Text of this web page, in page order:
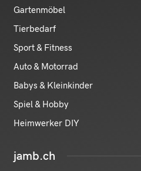
Gartenmöbel
Tierbedarf
Sport & Fitness
Auto & Motorrad
Babys & Kleinkinder
Spiel & Hobby
Heimwerker DIY
jamb.ch